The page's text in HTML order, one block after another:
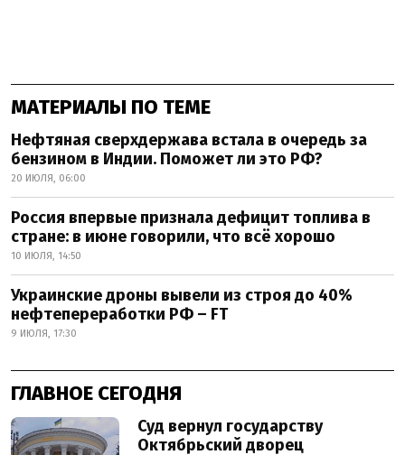
МАТЕРИАЛЫ ПО ТЕМЕ
Нефтяная сверхдержава встала в очередь за
бензином в Индии. Поможет ли это РФ?
20 ИЮЛЯ, 06:00
Россия впервые признала дефицит топлива в
стране: в июне говорили, что всё хорошо
10 ИЮЛЯ, 14:50
Украинские дроны вывели из строя до 40%
нефтепереработки РФ – FT
9 ИЮЛЯ, 17:30
ГЛАВНОЕ СЕГОДНЯ
Суд вернул государству
Октябрьский дворец